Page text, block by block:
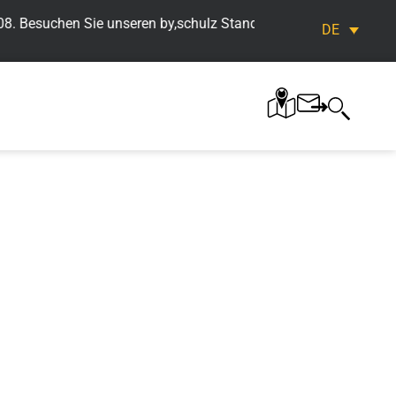
Sie unseren by,schulz Stand << >> Bike&Co
DE